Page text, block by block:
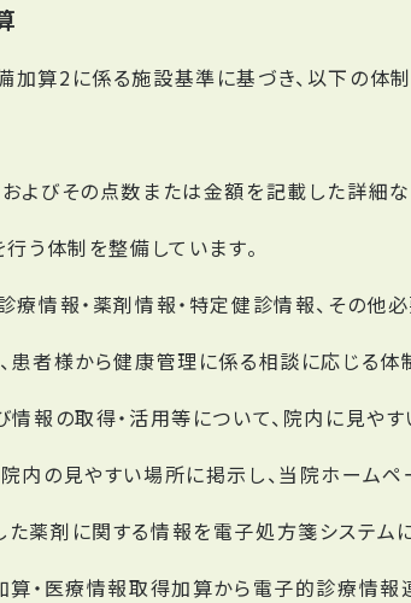
算2に係る施設基準に基づき、以下の体制
よびその点数または金額を記載した詳細
う体制を整備しています。
療情報・薬剤情報・特定健診情報、その他
患者様から健康管理に係る相談に応じる体
報の取得・活用等について、院内に見や
内の見やすい場所に掲示し、当院ホームペ
薬剤に関する情報を電子処方箋システム
・医療情報取得加算から電子的診療情報